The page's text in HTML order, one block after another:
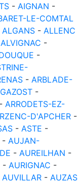
- AIGNAN -
LE-COMTAL
ALGANS - ALLENC
ALVIGNAC -
-
- ARBLADE-
-
- ARRODETS-EZ-
D'APCHER -
- ASTE -
- AUJAN-
- AUREILHAN -
- AURIGNAC -
AUVILLAR - AUZAS